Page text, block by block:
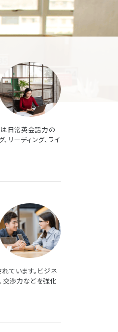
日常英会話力の
リーディング、ライ
ています。ビジネ
交渉力などを強化